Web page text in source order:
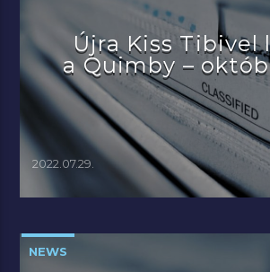
Újra Kiss Tibivel
a Quimby –
2022.07.29.
NEWS